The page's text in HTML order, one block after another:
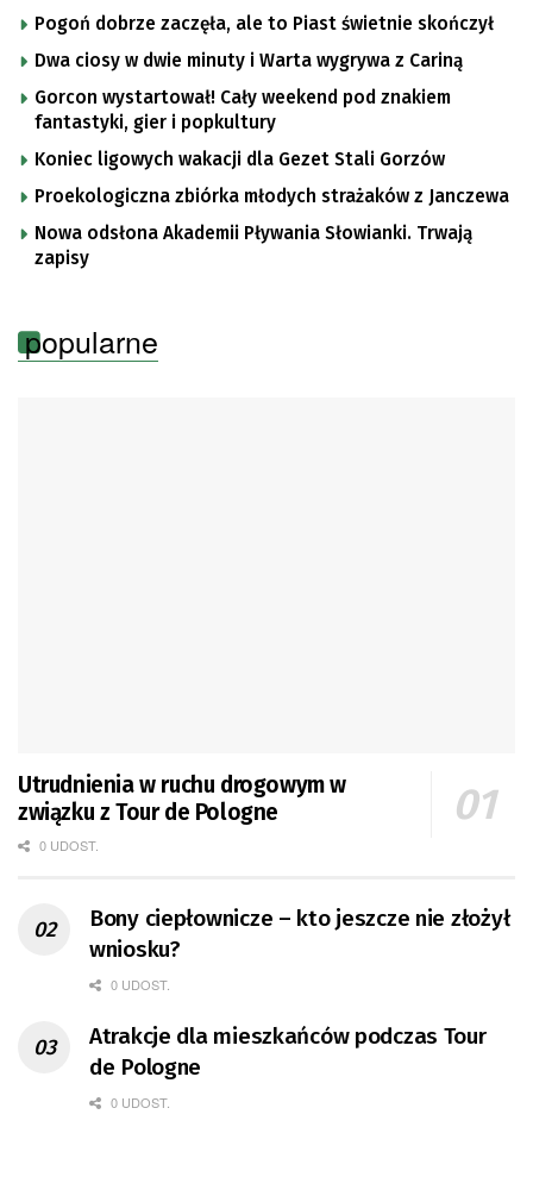
Pogoń dobrze zaczęła, ale to Piast świetnie skończył
Dwa ciosy w dwie minuty i Warta wygrywa z Cariną
Gorcon wystartował! Cały weekend pod znakiem
fantastyki, gier i popkultury
Koniec ligowych wakacji dla Gezet Stali Gorzów
Proekologiczna zbiórka młodych strażaków z Janczewa
Nowa odsłona Akademii Pływania Słowianki. Trwają
zapisy
popularne
Utrudnienia w ruchu drogowym w
związku z Tour de Pologne
0 UDOST.
Bony ciepłownicze – kto jeszcze nie złożył
wniosku?
0 UDOST.
Atrakcje dla mieszkańców podczas Tour
de Pologne
0 UDOST.